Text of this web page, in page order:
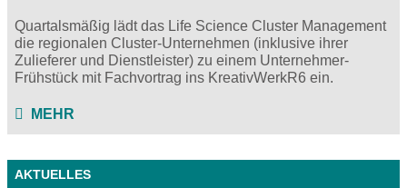
Quartalsmäßig lädt das Life Science Cluster Management
die regionalen Cluster-Unternehmen (inklusive ihrer
Zulieferer und Dienstleister) zu einem Unternehmer-
Frühstück mit Fachvortrag ins KreativWerkR6 ein.
MEHR
AKTUELLES